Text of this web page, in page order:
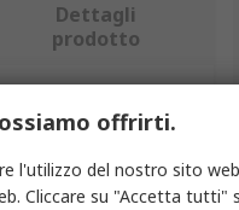
Dettagli
prodotto
offrirti.
l'utilizzo del nostro sito
Cliccare su "Accetta tutti"